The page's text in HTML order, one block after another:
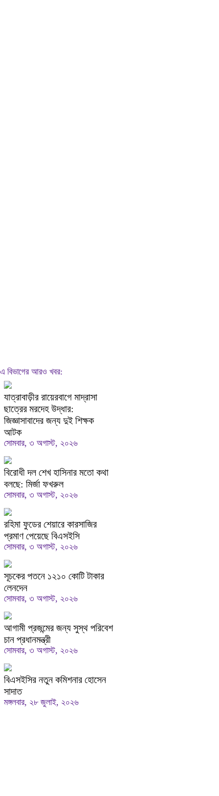
এ বিভাগের আরও খবর:
যাত্রাবাড়ীর রায়েরবাগে মাদ্রাসা
ছাত্রের মরদেহ উদ্ধার:
জিজ্ঞাসাবাদের জন্য দুই শিক্ষক
আটক
সোমবার, ৩ অগাস্ট, ২০২৬
বিরোধী দল শেখ হাসিনার মতো কথা
বলছে: মির্জা ফখরুল
সোমবার, ৩ অগাস্ট, ২০২৬
রহিমা ফুডের শেয়ারে কারসাজির
প্রমাণ পেয়েছে বিএসইসি
সোমবার, ৩ অগাস্ট, ২০২৬
সূচকের পতনে ১২১০ কোটি টাকার
লেনদেন
সোমবার, ৩ অগাস্ট, ২০২৬
আগামী প্রজন্মের জন্য সুস্থ পরিবেশ
চান প্রধানমন্ত্রী
সোমবার, ৩ অগাস্ট, ২০২৬
বিএসইসির নতুন কমিশনার হোসেন
সাদাত
মঙ্গলবার, ২৮ জুলাই, ২০২৬